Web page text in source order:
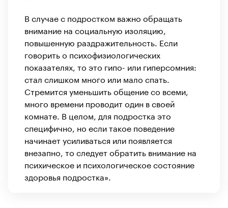
В случае с подростком важно обращать
внимание на социальную изоляцию,
повышенную раздражительность. Если
говорить о психофизиологических
показателях, то это гипо- или гиперсомния:
стал слишком много или мало спать.
Стремится уменьшить общение со всеми,
много времени проводит один в своей
комнате. В целом, для подростка это
специфично, но если такое поведение
начинает усиливаться или появляется
внезапно, то следует обратить внимание на
психическое и психологическое состояние
здоровья подростка».